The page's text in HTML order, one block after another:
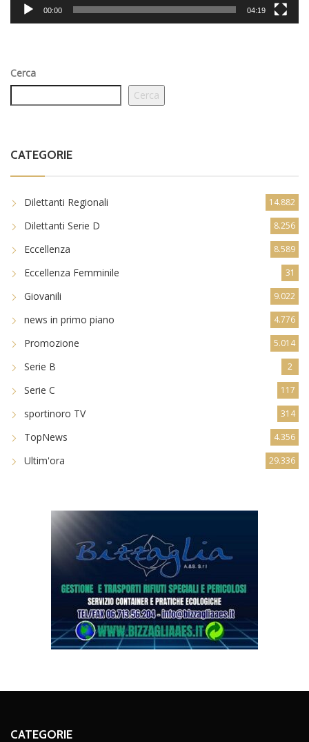
00:00 04:19
Cerca
Cerca
CATEGORIE
Dilettanti Regionali 14.882
Dilettanti Serie D 8.256
Eccellenza 8.589
Eccellenza Femminile 31
Giovanili 9.022
news in primo piano 4.776
Promozione 5.014
Serie B 2
Serie C 117
sportinoro TV 314
TopNews 4.356
Ultim'ora 29.336
CATEGORIE